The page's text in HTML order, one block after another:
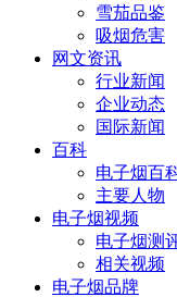
雪茄品鉴
吸烟危害
网文资讯
行业新闻
企业动态
国际新闻
百科
电子烟百
主要人物
电子烟视频
电子烟测
相关视频
电子烟品牌